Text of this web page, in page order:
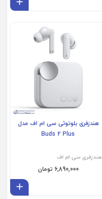
فروش ویژه
هندزفری بلوتوثی سی ام اف مدل
Buds 2 Plus
هندزفری سی ام اف
6,890,000 تومان